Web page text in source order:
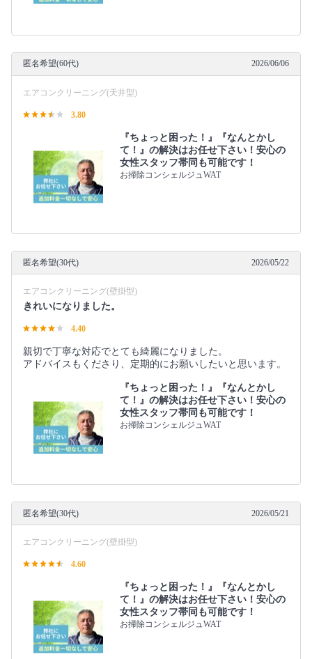
匿名希望(60代) 2026/06/06
エアコンクリーニング(天井型)
3.80
『ちょっと困った！』『なんとかし
て！』の解決はお任せ下さい！安心の
女性スタッフ帯同も可能です！
お掃除コンシェルジュWAT
匿名希望(30代) 2026/05/22
エアコンクリーニング(壁掛型)
きれいになりました。
4.40
親切で丁寧な対応でとても綺麗になりました。
アドバイスもくださり、定期的にお願いしたいと思います。
『ちょっと困った！』『なんとかし
て！』の解決はお任せ下さい！安心の
女性スタッフ帯同も可能です！
お掃除コンシェルジュWAT
匿名希望(30代) 2026/05/21
エアコンクリーニング(壁掛型)
4.60
『ちょっと困った！』『なんとかし
て！』の解決はお任せ下さい！安心の
女性スタッフ帯同も可能です！
お掃除コンシェルジュWAT